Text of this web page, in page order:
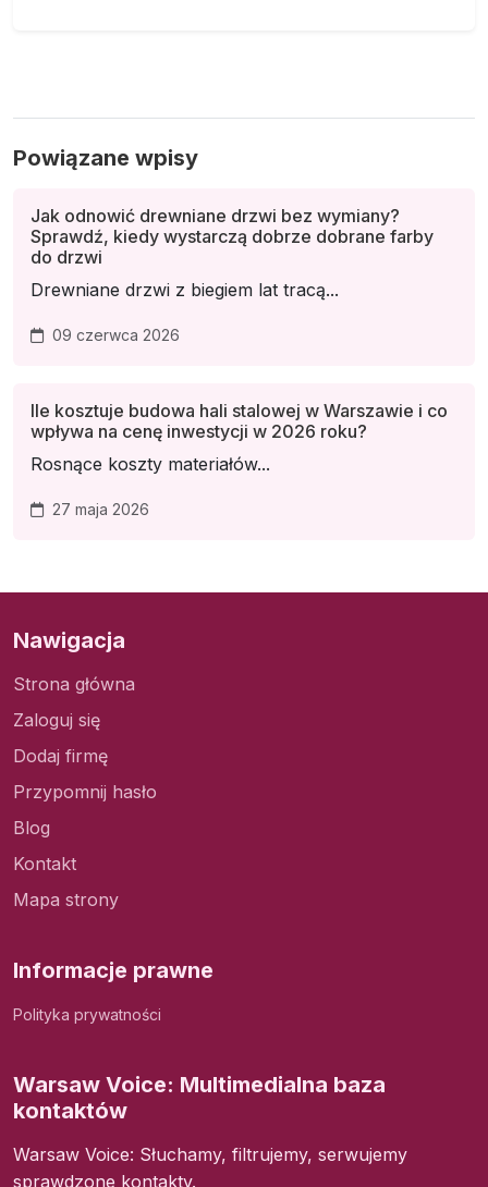
Powiązane wpisy
Jak odnowić drewniane drzwi bez wymiany?
Sprawdź, kiedy wystarczą dobrze dobrane farby
do drzwi
Drewniane drzwi z biegiem lat tracą...
09 czerwca 2026
Ile kosztuje budowa hali stalowej w Warszawie i co
wpływa na cenę inwestycji w 2026 roku?
Rosnące koszty materiałów...
27 maja 2026
Nawigacja
Strona główna
Zaloguj się
Dodaj firmę
Przypomnij hasło
Blog
Kontakt
Mapa strony
Informacje prawne
Polityka prywatności
Warsaw Voice: Multimedialna baza
kontaktów
Warsaw Voice: Słuchamy, filtrujemy, serwujemy
sprawdzone kontakty.